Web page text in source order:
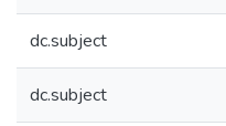
dc.subject
dc.subject